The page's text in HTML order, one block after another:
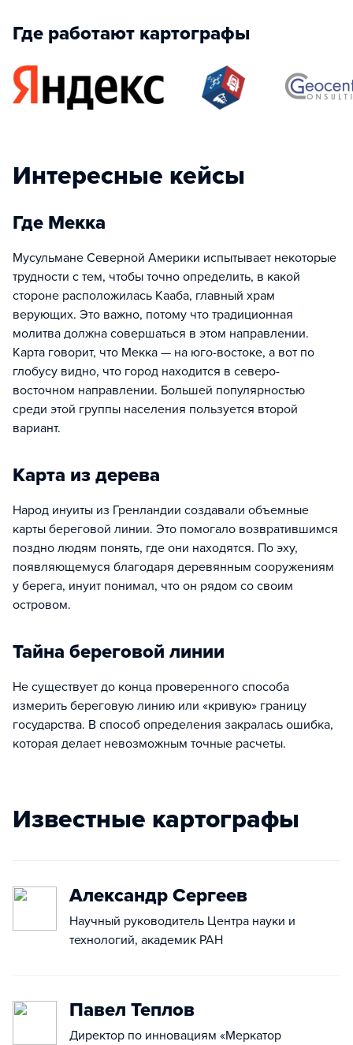
Где работают картографы
Интересные кейсы
Где Мекка
Мусульмане Северной Америки испытывает некоторые
трудности с тем, чтобы точно определить, в какой
стороне расположилась Кааба, главный храм
верующих. Это важно, потому что традиционная
молитва должна совершаться в этом направлении.
Карта говорит, что Мекка — на юго-востоке, а вот по
глобусу видно, что город находится в северо-
восточном направлении. Большей популярностью
среди этой группы населения пользуется второй
вариант.
Карта из дерева
Народ инуиты из Гренландии создавали объемные
карты береговой линии. Это помогало возвратившимся
поздно людям понять, где они находятся. По эху,
появляющемуся благодаря деревянным сооружениям
у берега, инуит понимал, что он рядом со своим
островом.
Тайна береговой линии
Не существует до конца проверенного способа
измерить береговую линию или «кривую» границу
государства. В способ определения закралась ошибка,
которая делает невозможным точные расчеты.
Известные картографы
Александр Сергеев
Научный руководитель Центра науки и
технологий, академик РАН
Павел Теплов
Директор по инновациям «Меркатор